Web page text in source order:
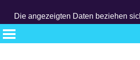
Die angezeigten Daten beziehen
MOBILITY 2023. Das neue
Partnerverzeichnis steht Ihnen bald